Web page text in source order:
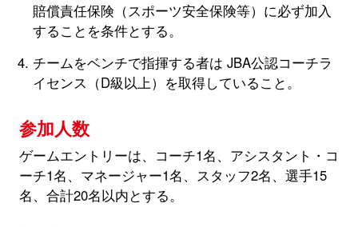
賠償責任保険（スポーツ安全保険等）に必ず加入
することを条件とする。
チームをベンチで指揮する者は JBA公認コーチラ
イセンス（D級以上）を取得していること。
参加人数
ゲームエントリーは、コーチ1名、アシスタント・コ
ーチ1名、マネージャー1名、スタッフ2名、選手15
名、合計20名以内とする。